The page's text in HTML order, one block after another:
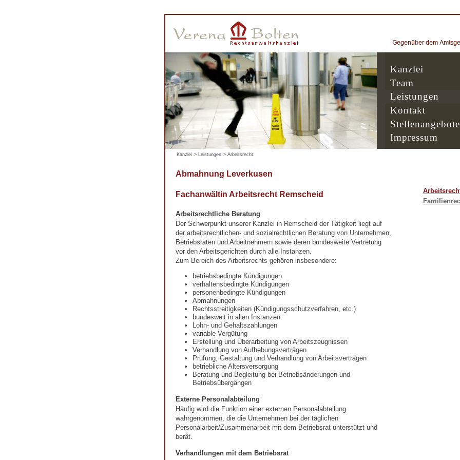
Kanzlei
Team
Leistungen
Kontakt
Stellenangebote
Impressum
Kanzlei > Leistungen > Arbeitsrecht
Abmahnung Leverkusen
Fachanwältin Arbeitsrecht Remscheid
Arbeitsrechtliche Beratung
Der Schwerpunkt unserer Kanzlei in Remscheid der Tätigkeit liegt auf
der arbeitsrechtlichen- und sozialrechtlichen Beratung von Unternehmen,
Betriebsräten und Arbeitnehmern sowie deren bundesweite Vertretung
vor den Arbeitsgerichten durch alle Instanzen.
Zum Bereich des Arbeitsrechts gehören insbesondere:
betriebsbedingte Kündigungen
verhaltensbedingte Kündigungen
personenbedingte Kündigungen
Abmahnungen
Rechtsstreitigkeiten (Kündigungsschutzverfahren, etc.)
bundesweit in allen Instanzen
Lohn- und Gehaltszahlungen
variable Vergütung
Erstellung und Überarbeitung von Arbeitszeugnissen
Verhandlung von Aufhebungsverträgen
Prüfung, Gestaltung und Verhandlung von Arbeitsverträgen
betriebliche Altersversorgung
Beratung und Begleitung bei Betriebsänderungen und
Betriebsübergängen
Externe Personalabteilung
Häufig wird die Funktion einer externen Personalabteilung
wahrgenommen, die die Unternehmen bei der täglichen
Personalarbeit/Zusammenarbeit mit dem Betriebsrat unterstützt und
berät.
Verhandlungen mit dem Betriebsrat